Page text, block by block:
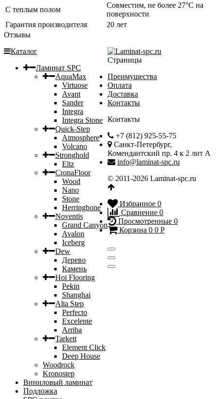
С теплым полом
Совместим, не более 27°C на
поверхности
Гарантия производителя
20 лет
Отзывы
Каталог
Ламинат SPC
AquaMax
Virtuose
Avant
Sander
Integra
Integra Stone
Quick-Step
Atmosphere
Volcano
Stronghold
Eltz
CronaFloor
Wood
Nano
Stone
Herringbone
Noventis
Grand Canyon
Avalon
Iceberg
Dew
Дерево
Камень
Hoi Flooring
Pekin
Shanghai
Alta Step
Perfecto
Excelente
Arriba
Tarkett
Element Click
Deep House
Woodrock
Kronostep
Виниловый ламинат
Подложка
Страницы
Преимущества
Оплата
Доставка
Контакты
Контакты
+7 (812) 925-55-75
Санкт-Петербург,
Комендантский пр. 4 к 2 лит А
info@laminat-spc.ru
© 2011-2026 Laminat-spc.ru
Избранное 0
Сравнение 0
Просмотренные 0
Корзина 0 0 Р